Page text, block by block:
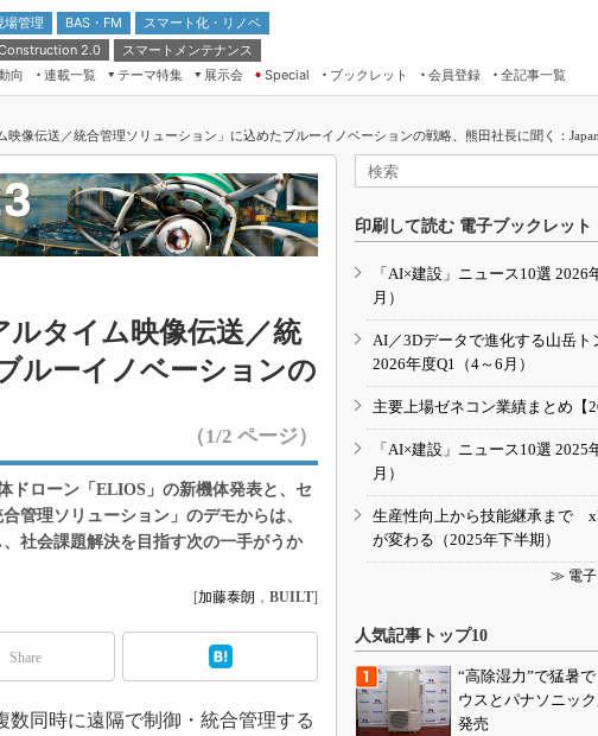
場管理 BAS・FM
スマート化・リノベ
2.0
スマートメンテナンス
向 連載一覧
テーマ特集
設業界の“ゲー
設×IT
マートビル
展示会
際 建設・測量展
）
JAPAN BUILD TOKYO－建
木・不動産の先端技術展－
のづくりワールド 2020
Special ブックレット 会員登録 全記事一覧
像伝送／統合管理ソリューション」に込めたブルーイノベーションの戦略、熊田社長に聞く：Japan
タイム映像伝送／統
ルーイノベーションの
（1/2 ページ）
ドローン「ELIOS」の新機体発表と、セ
管理ソリューション」のデモからは、
社会課題解決を目指す次の一手がうか
[加藤泰朗 ， BUILT]
Share
同時に遠隔で制御・統合管理する
印刷して読む 電子ブックレット
「AI×建設」ニュース10選 2026
月）
AI／3Dデータで進化する山岳ト
2026年度Q1（4～6月）
主要上場ゼネコン業績まとめ【
「AI×建設」ニュース10選 2025
月）
生産性向上から技能継承まで
が変わる（2025年下半期）
≫ 電子
人気記事トップ10
“高除湿力”で猛暑
ウスとパナソニッ
発売